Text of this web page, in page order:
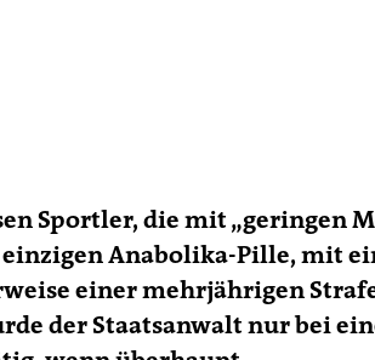
Sportler, die mit „geringen
Anabolika-Pille, mit
einer mehrjährigen
der Staatsanwalt nur bei